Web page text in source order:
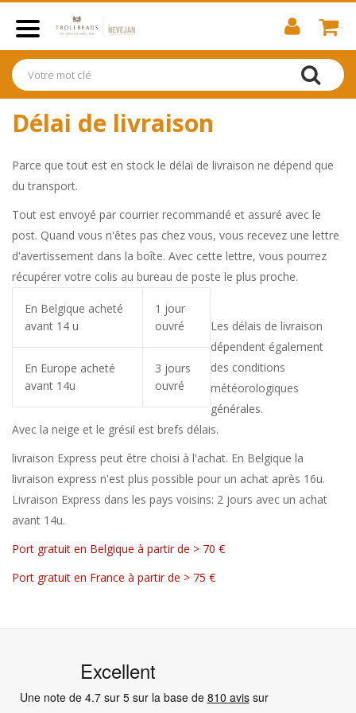
Délai de livraison
Parce que tout est en stock le délai de livraison ne dépend que
du transport.
Tout est envoyé par courrier recommandé et assuré avec le
post. Quand vous n'êtes pas chez vous, vous recevez une lettre
d'avertissement dans la boîte. Avec cette lettre, vous pourrez
récupérer votre colis au bureau de poste le plus proche.
En Belgique acheté
avant 14 u
1 jour
ouvré
En Europe acheté
avant 14u
3 jours
ouvré
Les délais de livraison
dépendent également
des conditions
météorologiques
générales.
Avec la neige et le grésil est brefs délais.
livraison Express peut être choisi à l'achat. En Belgique la
livraison express n'est plus possible pour un achat après 16u.
Livraison Express dans les pays voisins: 2 jours avec un achat
avant 14u.
Port gratuit en Belgique à partir de > 70 €
Port gratuit en France à partir de > 75 €